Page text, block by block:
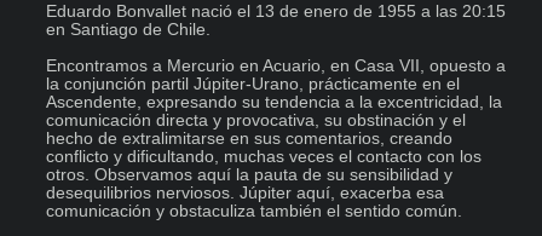
Eduardo Bonvallet nació el 13 de enero de 1955 a las 20:15
en Santiago de Chile.
Encontramos a Mercurio en Acuario, en Casa VII, opuesto a
la conjunción partil Júpiter-Urano, prácticamente en el
Ascendente, expresando su tendencia a la excentricidad, la
comunicación directa y provocativa, su obstinación y el
hecho de extralimitarse en sus comentarios, creando
conflicto y dificultando, muchas veces el contacto con los
otros. Observamos aquí la pauta de su sensibilidad y
desequilibrios nerviosos. Júpiter aquí, exacerba esa
comunicación y obstaculiza también el sentido común.